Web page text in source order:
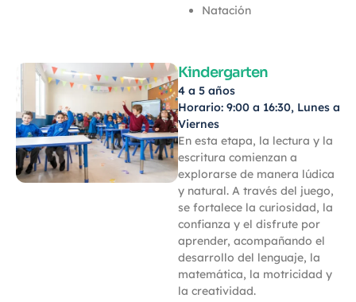
Natación
Kindergarten
4 a 5 años
Horario: 9:00 a 16:30, Lunes a
Viernes
En esta etapa, la lectura y la
escritura comienzan a
explorarse de manera lúdica
y natural. A través del juego,
se fortalece la curiosidad, la
confianza y el disfrute por
aprender, acompañando el
desarrollo del lenguaje, la
matemática, la motricidad y
la creatividad.